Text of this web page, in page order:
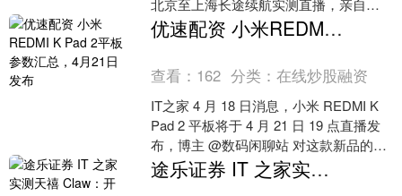
北京至上海长途续航实测直播，亲自驾
驶新一代小米SU7挑战全程约1265公里
仅补能一次....
优速配资 小米REDMI K Pad 2平板参数汇总，4月21日发布
查看： 162 分类：在线炒股融资
IT之家 4 月 18 日消息，小米 REDMI K
Pad 2 平板将于 4 月 21 日 19 点直播发
布，博主 @数码闲聊站 对这款新品的参
数进行了汇总。....
途乐证券 IT 之家实测天禧 Claw：开箱即用的 7×24 小时全端超能 AI 助理